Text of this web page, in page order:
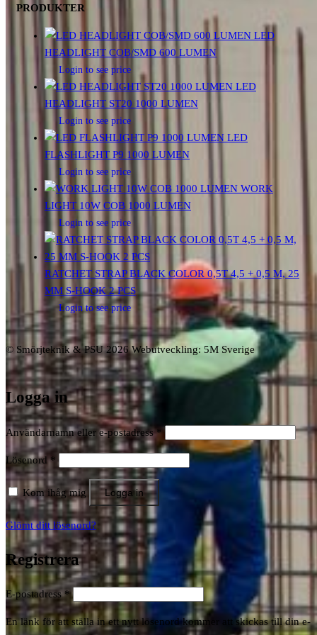
PRODUKTER
LED
HEADLIGHT COB/SMD 600 LUMEN
Login to see price
LED
HEADLIGHT ST20 1000 LUMEN
Login to see price
LED
FLASHLIGHT P9 1000 LUMEN
Login to see price
WORK
LIGHT 10W COB 1000 LUMEN
Login to see price
RATCHET STRAP BLACK COLOR 0,5T 4,5 + 0,5 M, 25
MM S-HOOK 2 PCS
Login to see price
© Smörjteknik & PSU 2026 Webutveckling: 5M Sverige
Logga in
Användarnamn eller e-postadress*Obligatoriskt
Lösenord*
Kom ihåg mig Logga in
Glömt ditt lösenord?
Registrera
E-postadress*Obligatoriskt
En länk för att ställa in ett nytt lösenord kommer att skickas till din e-